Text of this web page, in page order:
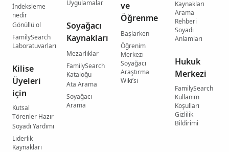
İndeksleme
nedir
Gönüllü ol
FamilySearch
Laboratuvarları
Kilise
Üyeleri
için
Kutsal
Törenler Hazır
Soyadı Yardımı
Liderlik
Kaynakları
Uygulamalar
Soyağacı
Kaynakları
Mezarlıklar
FamilySearch
Kataloğu
Ata Arama
Soyağacı
Arama
ve
Öğrenme
Başlarken
Öğrenim
Merkezi
Soyağacı
Araştırma
Wiki’si
Kaynakları
Arama
Rehberi
Soyadı
Anlamları
Hukuk
Merkezi
FamilySearch
Kullanım
Koşulları
Gizlilik
Bildirimi